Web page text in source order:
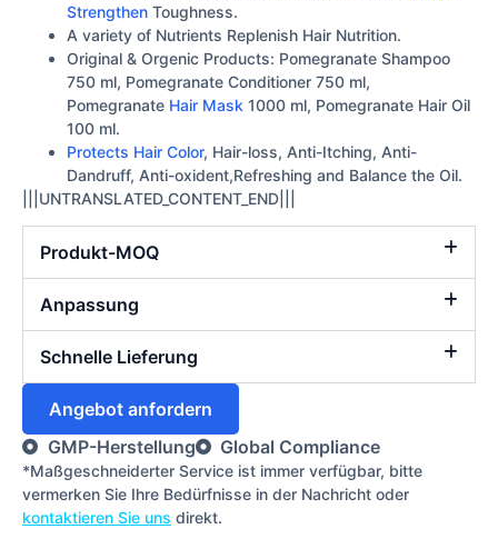
Strengthen Toughness.
A variety of Nutrients Replenish Hair Nutrition.
Original & Orgenic Products: Pomegranate Shampoo
750 ml, Pomegranate Conditioner 750 ml,
Pomegranate Hair Mask 1000 ml, Pomegranate Hair Oil
100 ml.
Protects Hair Color, Hair-loss, Anti-Itching, Anti-
Dandruff, Anti-oxident,Refreshing and Balance the Oil.
|||UNTRANSLATED_CONTENT_END|||
Produkt-MOQ
Anpassung
Schnelle Lieferung
Angebot anfordern
GMP-Herstellung
Global Compliance
*Maßgeschneiderter Service ist immer verfügbar, bitte
vermerken Sie Ihre Bedürfnisse in der Nachricht oder
kontaktieren Sie uns direkt.